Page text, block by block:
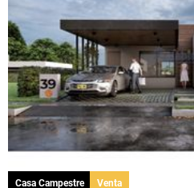
Casa Campestre Venta